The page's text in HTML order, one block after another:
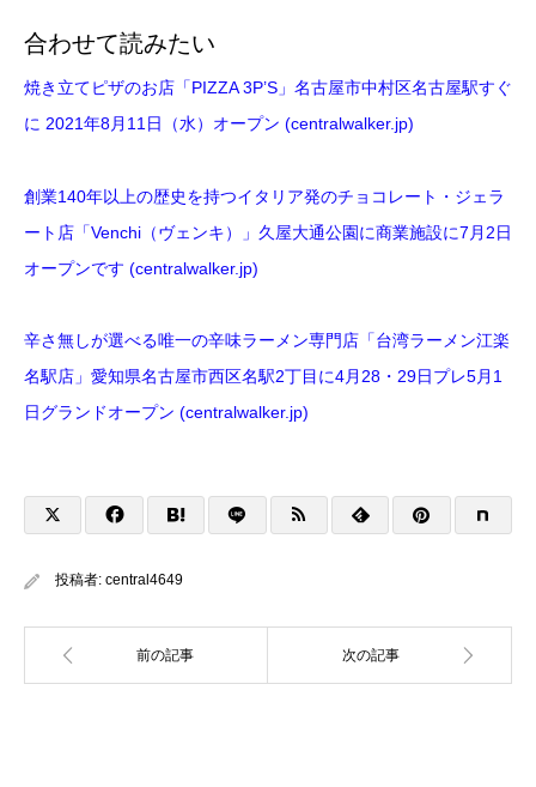
合わせて読みたい
焼き立てピザのお店「PIZZA 3P’S」名古屋市中村区名古屋駅すぐ
に 2021年8月11日（水）オープン (centralwalker.jp)
創業140年以上の歴史を持つイタリア発のチョコレート・ジェラ
ート店「Venchi（ヴェンキ）」久屋大通公園に商業施設に7月2日
オープンです (centralwalker.jp)
辛さ無しが選べる唯一の辛味ラーメン専門店「台湾ラーメン江楽
名駅店」愛知県名古屋市西区名駅2丁目に4月28・29日プレ5月1
日グランドオープン (centralwalker.jp)
投稿者: central4649